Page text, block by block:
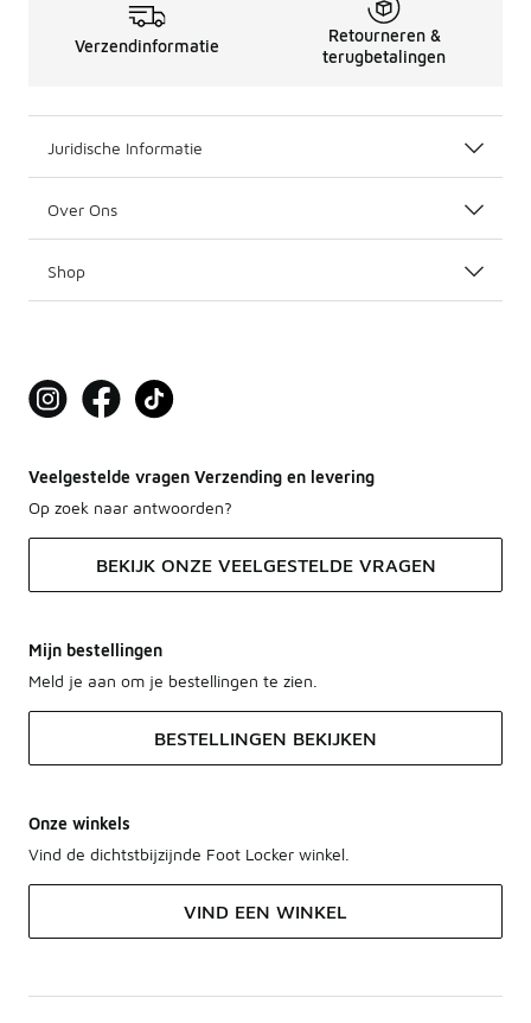
Verzendinformatie
Retourneren &
terugbetalingen
Juridische Informatie
Over Ons
Shop
Veelgestelde vragen Verzending en levering
Op zoek naar antwoorden?
BEKIJK ONZE VEELGESTELDE VRAGEN
Mijn bestellingen
Meld je aan om je bestellingen te zien.
BESTELLINGEN BEKIJKEN
Onze winkels
Vind de dichtstbijzijnde Foot Locker winkel.
VIND EEN WINKEL